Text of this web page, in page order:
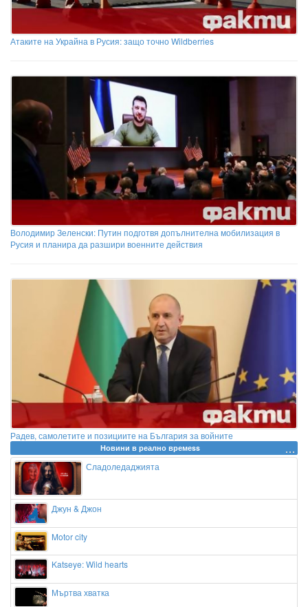
Атаките на Украйна в Русия: защо точно Wildberries
Володимир Зеленски: Путин подготвя допълнителна мобилизация в
Русия и планира да разшири военните действия
Радев, самолетите и позициите на България за войните
Новини в реално времеss
Сладоледаджията
Джун & Джон
Motor city
Katseye: Wild hearts
Мъртва хватка